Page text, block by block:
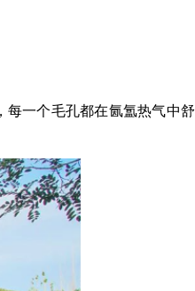
一个毛孔都在氤氲热气中